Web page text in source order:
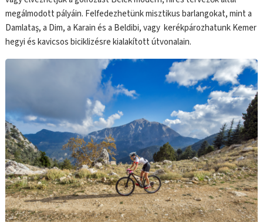
megálmodott pályáin. Felfedezhetünk misztikus barlangokat, mint a
Damlataş, a Dim, a Karain és a Beldibi, vagy kerékpározhatunk Kemer
hegyi és kavicsos biciklizésre kialakított útvonalain.